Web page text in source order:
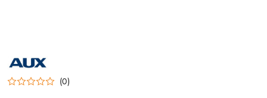
NAZWA
PRODUCENTA:
AUX
(0)